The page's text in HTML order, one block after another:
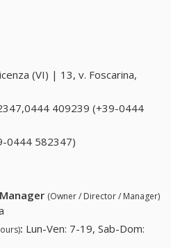
(VI) | 13, v. Foscarina,
409239 (+39-0444
409239)
0444 582347)
(Owner / Director / Manager)
: Lun-Ven: 7-19, Sab-Dom: